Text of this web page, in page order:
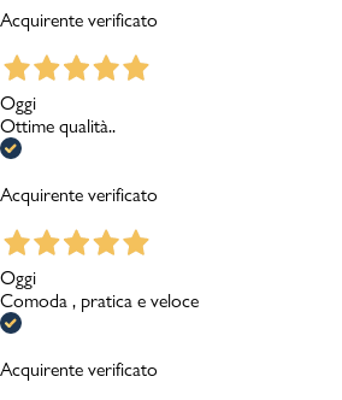
Acquirente verificato
Oggi
Ottime qualità..
Acquirente verificato
Oggi
Comoda , pratica e veloce
Acquirente verificato